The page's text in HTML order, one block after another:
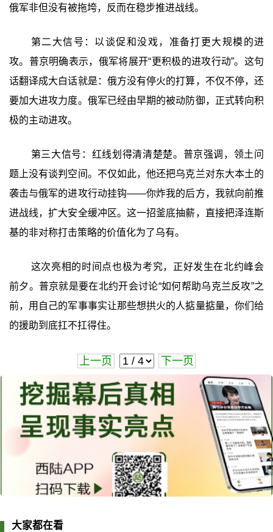
俄军非但没有被拖垮，反而在稳步推进战线。
第二大信号：以谈促和没戏，准备打更大规模的进
攻。普京明确表示，俄军将展开“更积极的进攻行动”。这句
话翻译成大白话就是：俄方没有停火的打算，不仅不停，还
要加大进攻力度。俄军已经由早期的被动防御，正式转向积
极的主动进攻。
第三大信号：红线划得清清楚楚。普京强调，领土问
题上没有谈判空间。不仅如此，他还把乌克兰对东大本土的
袭击与俄军的进攻行动挂钩——你炸我的后方，我就向前推
进战线，扩大安全缓冲区。这一招釜底抽薪，直接把泽连斯
基的非对称打击策略的价值化为了乌有。
这次亮相的时间点也极为考究，正好发生在北约峰会
前夕。普京就是要在北约开会讨论“如何帮助乌克兰反攻”之
前，用自己的军事事实让那些想拱火的人掂量掂量，你们给
的援助到底扛不扛得住。
上一页 下一页
大家都在看